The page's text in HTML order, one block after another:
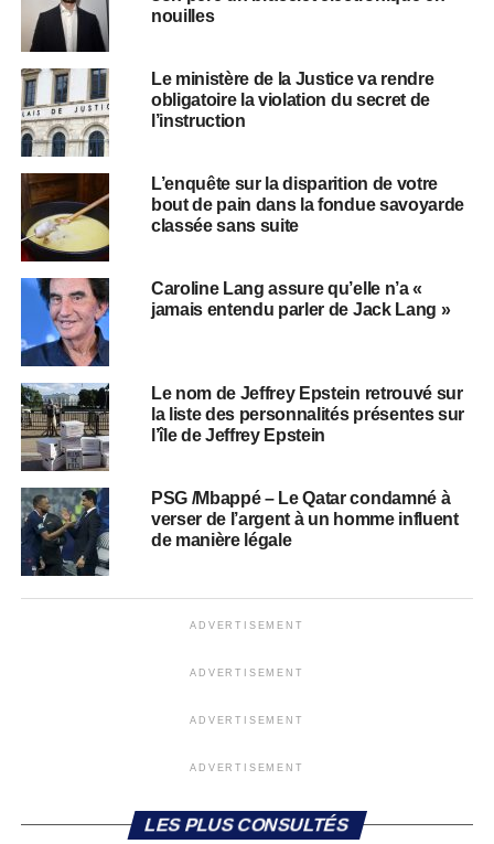
nouilles
Le ministère de la Justice va rendre
obligatoire la violation du secret de
l’instruction
L’enquête sur la disparition de votre
bout de pain dans la fondue savoyarde
classée sans suite
Caroline Lang assure qu’elle n’a «
jamais entendu parler de Jack Lang »
Le nom de Jeffrey Epstein retrouvé sur
la liste des personnalités présentes sur
l’île de Jeffrey Epstein
PSG /Mbappé – Le Qatar condamné à
verser de l’argent à un homme influent
de manière légale
ADVERTISEMENT
ADVERTISEMENT
ADVERTISEMENT
ADVERTISEMENT
LES PLUS CONSULTÉS